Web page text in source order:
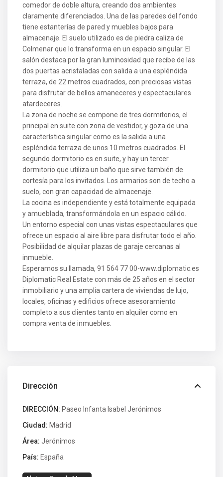
comedor de doble altura, creando dos ambientes
claramente diferenciados. Una de las paredes del fondo
tiene estanterías de pared y muebles bajos para
almacenaje. El suelo utilizado es de piedra caliza de
Colmenar que lo transforma en un espacio singular. El
salón destaca por la gran luminosidad que recibe de las
dos puertas acristaladas con salida a una espléndida
terraza, de 22 metros cuadrados, con preciosas vistas
para disfrutar de bellos amaneceres y espectaculares
atardeceres.
La zona de noche se compone de tres dormitorios, el
principal en suite con zona de vestidor, y goza de una
característica singular como es la salida a una
espléndida terraza de unos 10 metros cuadrados. El
segundo dormitorio es en suite, y hay un tercer
dormitorio que utiliza un baño que sirve también de
cortesía para los invitados. Los armarios son de techo a
suelo, con gran capacidad de almacenaje.
La cocina es independiente y está totalmente equipada
y amueblada, transformándola en un espacio cálido.
Un entorno especial con unas vistas espectaculares que
ofrece un espacio al aire libre para disfrutar todo el año.
Posibilidad de alquilar plazas de garaje cercanas al
inmueble.
Esperamos su llamada, 91 564 77 00-www.diplomatic.es
Diplomatic Real Estate con más de 25 años en el sector
inmobiliario y una amplia cartera de viviendas de lujo,
locales, oficinas y edificios ofrece asesoramiento
completo a sus clientes tanto en alquiler como en
compra venta de inmuebles.
Dirección
DIRECCIÓN: Paseo Infanta Isabel Jerónimos
Ciudad: Madrid
Área: Jerónimos
País: España